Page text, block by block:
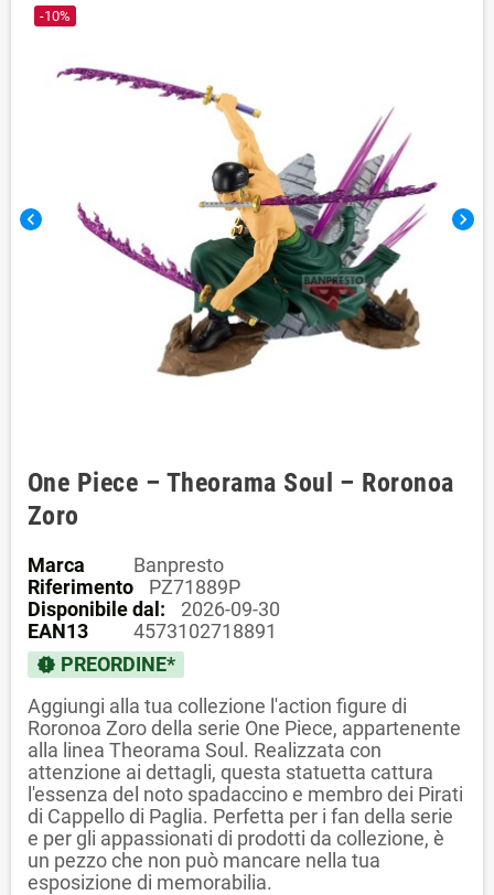
chevron_left chevron_right
-10%
One Piece – Theorama Soul – Roronoa
Zoro
Marca
Banpresto
Riferimento
PZ71889P
Disponibile dal:
2026-09-30
EAN13
4573102718891
new_releases PREORDINE*
Aggiungi alla tua collezione l'action figure di
Roronoa Zoro della serie One Piece, appartenente
alla linea Theorama Soul. Realizzata con
attenzione ai dettagli, questa statuetta cattura
l'essenza del noto spadaccino e membro dei Pirati
di Cappello di Paglia. Perfetta per i fan della serie
e per gli appassionati di prodotti da collezione, è
un pezzo che non può mancare nella tua
esposizione di memorabilia.